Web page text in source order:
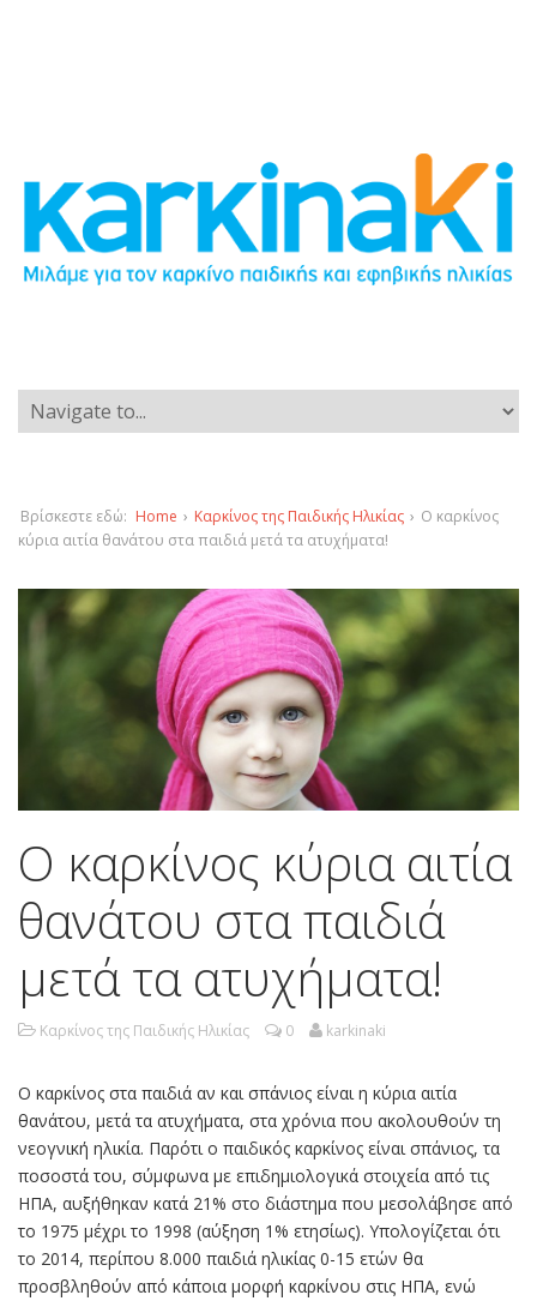
Βρίσκεστε εδώ: Home › Καρκίνος της Παιδικής Ηλικίας › Ο καρκίνος
κύρια αιτία θανάτου στα παιδιά μετά τα ατυχήματα!
Ο καρκίνος κύρια αιτία
θανάτου στα παιδιά
μετά τα ατυχήματα!
Καρκίνος της Παιδικής Ηλικίας 0 karkinaki
O καρκίνος στα παιδιά αν και σπάνιος είναι η κύρια αιτία
θανάτου, μετά τα ατυχήματα, στα χρόνια που ακολουθούν τη
νεογνική ηλικία. Παρότι ο παιδικός καρκίνος είναι σπάνιος, τα
ποσοστά του, σύμφωνα με επιδημιολογικά στοιχεία από τις
ΗΠΑ, αυξήθηκαν κατά 21% στο διάστημα που μεσολάβησε από
το 1975 μέχρι το 1998 (αύξηση 1% ετησίως). Υπολογίζεται ότι
το 2014, περίπου 8.000 παιδιά ηλικίας 0-15 ετών θα
προσβληθούν από κάποια μορφή καρκίνου στις ΗΠΑ, ενώ